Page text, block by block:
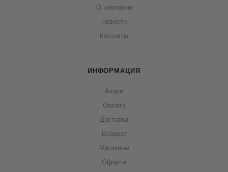
О компании
Новости
Контакты
ИНФОРМАЦИЯ
Акции
Оплата
Доставка
Возврат
Магазины
Оферта